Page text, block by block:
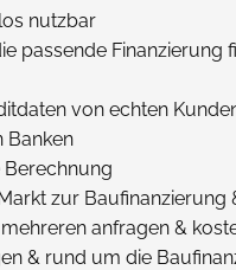
nutzbar
passende Finanzierung
von echten
Banken
zur Baufinanzierung
anfragen &
& rund um die